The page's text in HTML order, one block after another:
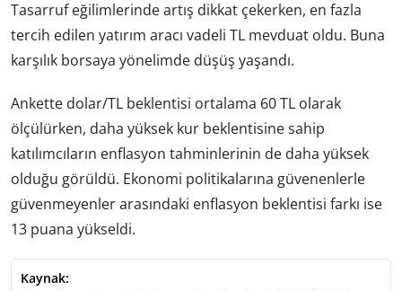
Tasarruf eğilimlerinde artış dikkat çekerken, en fazla
tercih edilen yatırım aracı vadeli TL mevduat oldu. Buna
karşılık borsaya yönelimde düşüş yaşandı.
Ankette dolar/TL beklentisi ortalama 60 TL olarak
ölçülürken, daha yüksek kur beklentisine sahip
katılımcıların enflasyon tahminlerinin de daha yüksek
olduğu görüldü. Ekonomi politikalarına güvenenlerle
güvenmeyenler arasındaki enflasyon beklentisi farkı ise
13 puana yükseldi.
Kaynak: